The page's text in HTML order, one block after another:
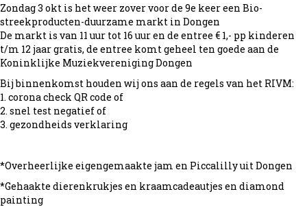
Zondag 3 okt is het weer zover voor de 9e keer een Bio-
streekproducten-duurzame markt in Dongen
De markt is van 11 uur tot 16 uur en de entree € 1,- pp kinderen
t/m 12 jaar gratis, de entree komt geheel ten goede aan de
Koninklijke Muziekvereniging Dongen
Bij binnenkomst houden wij ons aan de regels van het RIVM:
1. corona check QR code of
2. snel test negatief of
3. gezondheids verklaring
*Overheerlijke eigengemaakte jam en Piccalilly uit Dongen
*Gehaakte dierenkrukjes en kraamcadeautjes en diamond
painting